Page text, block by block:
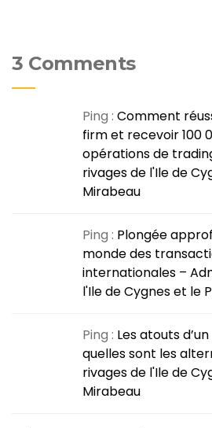
3 Comments
Ping : Comment
firm et recevoir 100
opérations de
rivages de l'Ile de
Mirabeau
Ping : Plongée
monde des
internationales –
l'Ile de Cygnes et le
Ping : Les atouts
quelles sont les
rivages de l'Ile de
Mirabeau